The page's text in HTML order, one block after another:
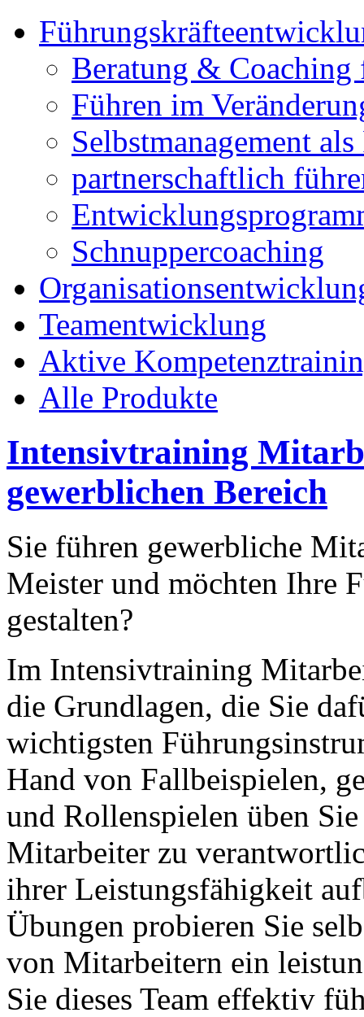
Beratung &
Führen im
Selbstmanagement
partnerschaftlich
Schnuppercoaching
Teamentwicklung
Aktive
Alle Produkte
Intensivtraining
gewerblichen Bereich
Sie führen gewerbliche
Meister und möchten Ihre
gestalten?
Im Intensivtraining
die Grundlagen, die Sie
wichtigsten
Hand von Fallbeispielen,
und Rollenspielen üben
Mitarbeiter zu
ihrer Leistungsfähigkeit
Übungen probieren Sie
von Mitarbeitern ein
Sie dieses Team effektiv